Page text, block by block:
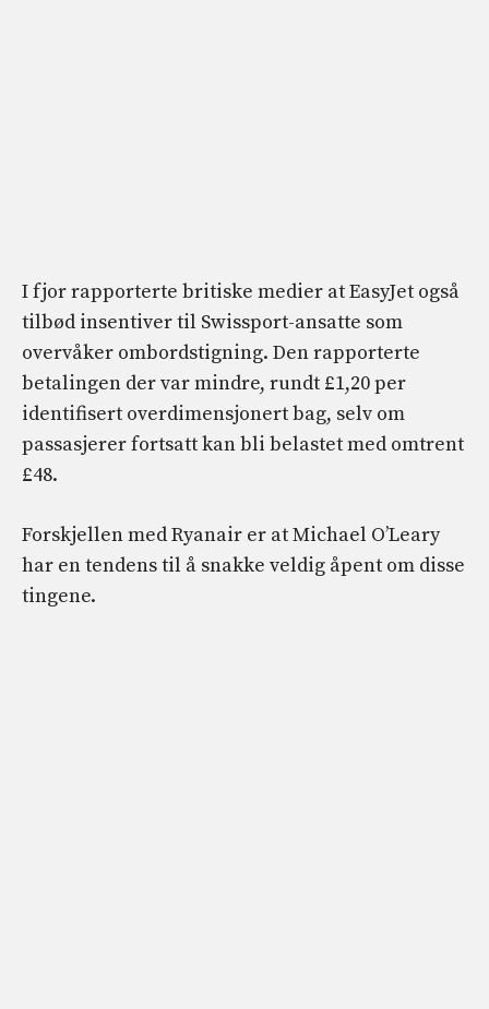
I fjor rapporterte britiske medier at EasyJet også
tilbød insentiver til Swissport-ansatte som
overvåker ombordstigning. Den rapporterte
betalingen der var mindre, rundt £1,20 per
identifisert overdimensjonert bag, selv om
passasjerer fortsatt kan bli belastet med omtrent
£48.
Forskjellen med Ryanair er at Michael O’Leary
har en tendens til å snakke veldig åpent om disse
tingene.